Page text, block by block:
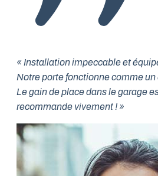
« Installation impeccable et
Notre porte fonctionne comme un
Le gain de place dans le garage
recommande vivement ! »